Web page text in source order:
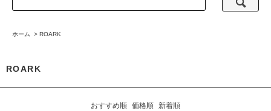
ホーム > ROARK
ROARK
おすすめ順 価格順 新着順